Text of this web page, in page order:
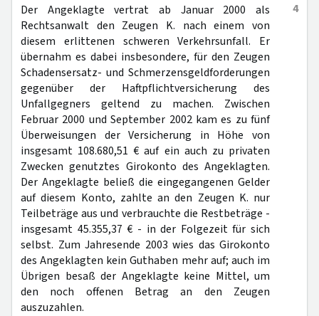
4
Der Angeklagte vertrat ab Januar 2000 als
Rechtsanwalt den Zeugen K. nach einem von
diesem erlittenen schweren Verkehrsunfall. Er
übernahm es dabei insbesondere, für den Zeugen
Schadensersatz- und Schmerzensgeldforderungen
gegenüber der Haftpflichtversicherung des
Unfallgegners geltend zu machen. Zwischen
Februar 2000 und September 2002 kam es zu fünf
Überweisungen der Versicherung in Höhe von
insgesamt 108.680,51 € auf ein auch zu privaten
Zwecken genutztes Girokonto des Angeklagten.
Der Angeklagte beließ die eingegangenen Gelder
auf diesem Konto, zahlte an den Zeugen K. nur
Teilbeträge aus und verbrauchte die Restbeträge -
insgesamt 45.355,37 € - in der Folgezeit für sich
selbst. Zum Jahresende 2003 wies das Girokonto
des Angeklagten kein Guthaben mehr auf; auch im
Übrigen besaß der Angeklagte keine Mittel, um
den noch offenen Betrag an den Zeugen
auszuzahlen.